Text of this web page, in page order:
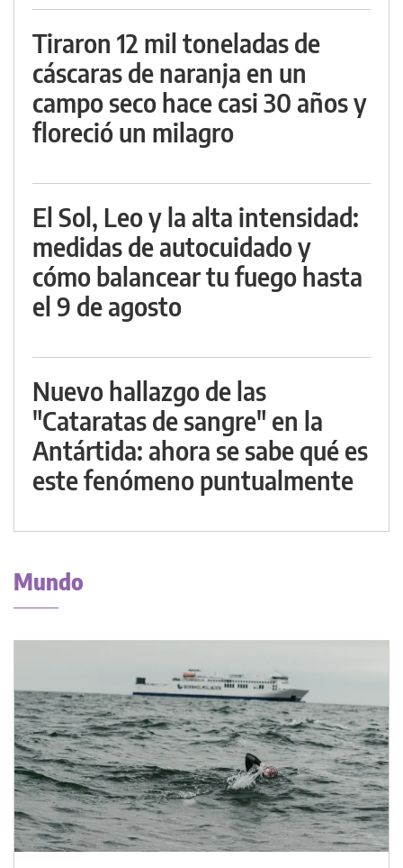
Tiraron 12 mil toneladas de
cáscaras de naranja en un
campo seco hace casi 30 años y
floreció un milagro
El Sol, Leo y la alta intensidad:
medidas de autocuidado y
cómo balancear tu fuego hasta
el 9 de agosto
Nuevo hallazgo de las
"Cataratas de sangre" en la
Antártida: ahora se sabe qué es
este fenómeno puntualmente
Mundo